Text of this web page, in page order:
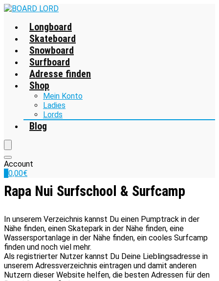
Longboard
Skateboard
Snowboard
Surfboard
Adresse finden
Shop
Mein Konto
Ladies
Lords
Blog
Account
0,00€
Rapa Nui Surfschool & Surfcamp
In unserem Verzeichnis kannst Du einen Pumptrack in der
Nähe finden, einen Skatepark in der Nähe finden, eine
Wassersportanlage in der Nähe finden, ein cooles Surfcamp
finden und noch viel mehr.
Als registrierter Nutzer kannst Du Deine Lieblingsadresse in
unserem Adressverzeichnis eintragen und damit anderen
Nutzern dieser Website helfen, die besten Adressen für den